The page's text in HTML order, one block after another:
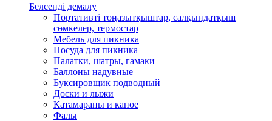
Белсенді демалу
Портативті тоңазытқыштар, салқындатқыш
сөмкелер, термостар
Мебель для пикника
Посуда для пикника
Палатки, шатры, гамаки
Баллоны надувные
Буксировщик подводный
Доски и лыжи
Катамараны и каное
Фалы